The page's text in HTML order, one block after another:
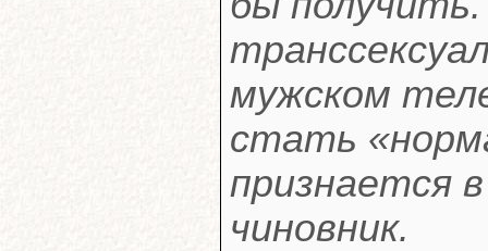
мужском
стать
признается
чиновник.